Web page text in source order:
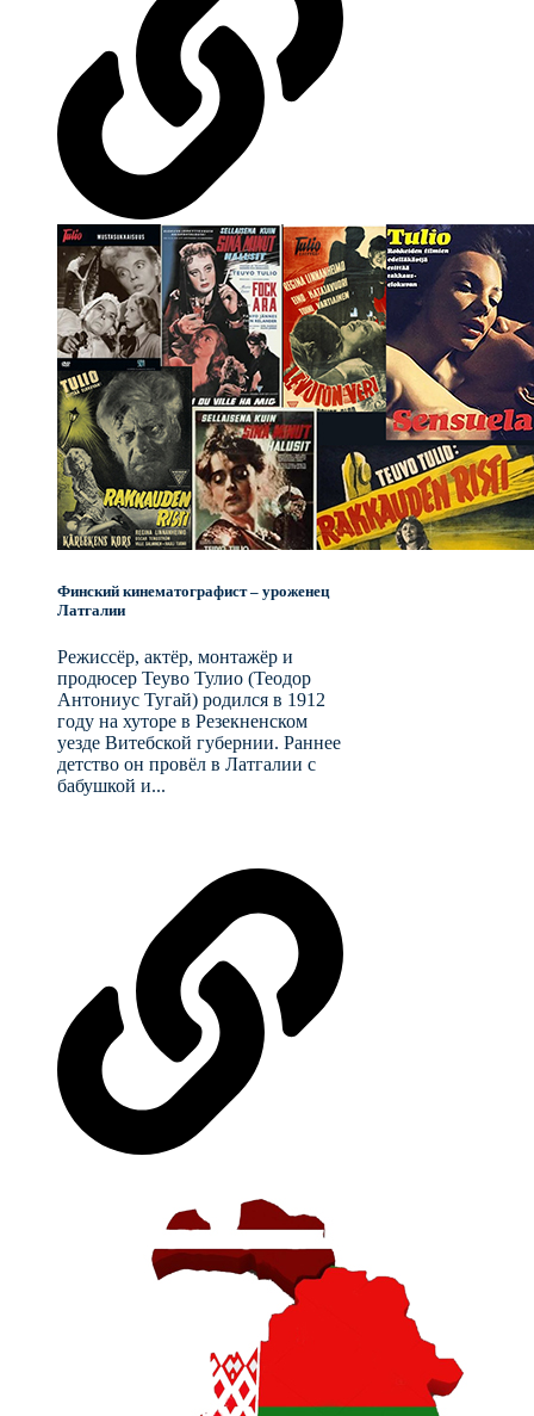
Финский кинематографист – уроженец
Латгалии
Режиссёр, актёр, монтажёр и
продюсер Теуво Тулио (Теодор
Антониус Тугай) родился в 1912
году на хуторе в Резекненском
уезде Витебской губернии. Раннее
детство он провёл в Латгалии с
бабушкой и...